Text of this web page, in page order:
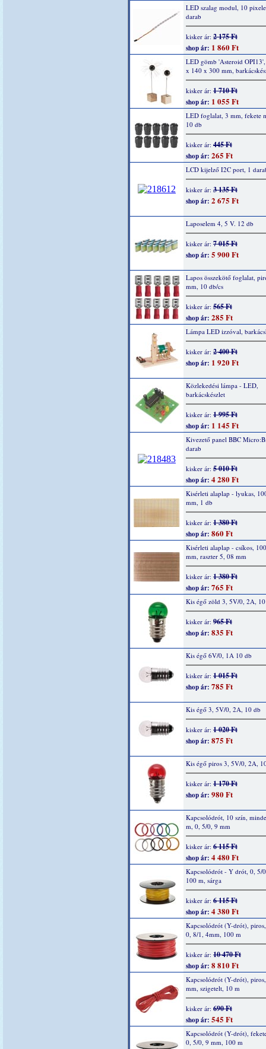
LED szalag modul, 10
darab
kisker ár: 2 175 Ft
shop ár: 1 860 Ft
LED gömb 'Asteroid
x 140 x 300 mm,
kisker ár: 1 710 Ft
shop ár: 1 055 Ft
LED foglalat, 3 mm, fekete
10 db
kisker ár: 445 Ft
shop ár: 265 Ft
LCD kijelző I2C port, 1
kisker ár: 3 135 Ft
shop ár: 2 675 Ft
Laposelem 4, 5 V. 12 db
kisker ár: 7 015 Ft
shop ár: 5 900 Ft
Lapos összekötő foglalat,
mm, 10 db/cs
kisker ár: 565 Ft
shop ár: 285 Ft
Lámpa LED izzóval,
kisker ár: 2 400 Ft
shop ár: 1 920 Ft
Közlekedési lámpa - LED,
barkácskészlet
kisker ár: 1 995 Ft
shop ár: 1 145 Ft
Kivezető panel BBC
darab
kisker ár: 5 010 Ft
shop ár: 4 280 Ft
Kisérleti alaplap - lyukas,
mm, 1 db
kisker ár: 1 380 Ft
shop ár: 860 Ft
Kisérleti alaplap - csíkos,
mm, raszter 5, 08 mm
kisker ár: 1 380 Ft
shop ár: 765 Ft
Kis égő zöld 3, 5V/0, 2A,
kisker ár: 965 Ft
shop ár: 835 Ft
Kis égő 6V/0, 1A 10 db
kisker ár: 1 015 Ft
shop ár: 785 Ft
Kis égő 3, 5V/0, 2A, 10 db
kisker ár: 1 020 Ft
shop ár: 875 Ft
Kis égő piros 3, 5V/0, 2A,
kisker ár: 1 170 Ft
shop ár: 980 Ft
Kapcsolódrót, 10 szín,
m, 0, 5/0, 9 mm
kisker ár: 6 115 Ft
shop ár: 4 480 Ft
Kapcsolódrót - Y drót, 0, 5/
100 m, sárga
kisker ár: 6 115 Ft
shop ár: 4 380 Ft
Kapcsolódrót (Y-drót),
0, 8/1, 4mm, 100 m
kisker ár: 10 470 Ft
shop ár: 8 810 Ft
Kapcsolódrót (Y-drót),
mm, szigetelt, 10 m
kisker ár: 690 Ft
shop ár: 545 Ft
Kapcsolódrót (Y-drót),
0, 5/0, 9 mm, 100 m